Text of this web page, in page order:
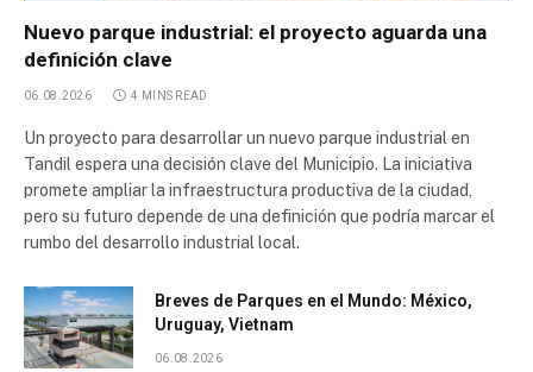
Nuevo parque industrial: el proyecto aguarda una
definición clave
06.08.2026 4 MINS READ
Un proyecto para desarrollar un nuevo parque industrial en
Tandil espera una decisión clave del Municipio. La iniciativa
promete ampliar la infraestructura productiva de la ciudad,
pero su futuro depende de una definición que podría marcar el
rumbo del desarrollo industrial local.
Breves de Parques en el Mundo: México,
Uruguay, Vietnam
06.08.2026